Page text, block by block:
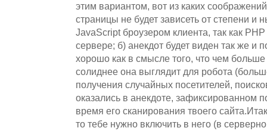
этим вариантом, вот из каких
страницы не будет зависеть от степени и
JavaScript броузером клиента, так как
сервере; б) анекдот будет виден так же и
хорошо как в смысле того, что чем больше
солиднее она выглядит для робота
получения случайных посетителей,
оказались в анекдоте, зафиксированном
время его сканирования твоего
то тебе нужно включить в него (в